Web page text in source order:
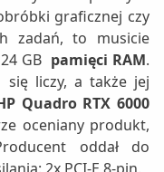
graficznej czy
zadań, to musicie
GB pamięci RAM.
się liczy, a także jej
Quadro RTX 6000
oceniany produkt,
oddał do